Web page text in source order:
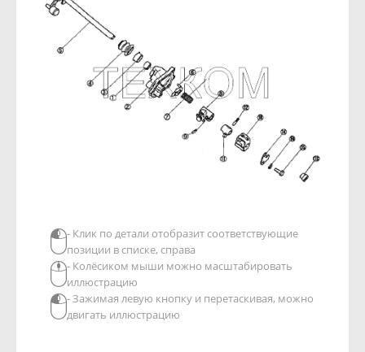
- Клик по детали отобразит соответствующие
позиции в списке, справа
- Колёсиком мыши можно масштабировать
иллюстрацию
- Зажимая левую кнопку и перетаскивая, можно
двигать иллюстрацию